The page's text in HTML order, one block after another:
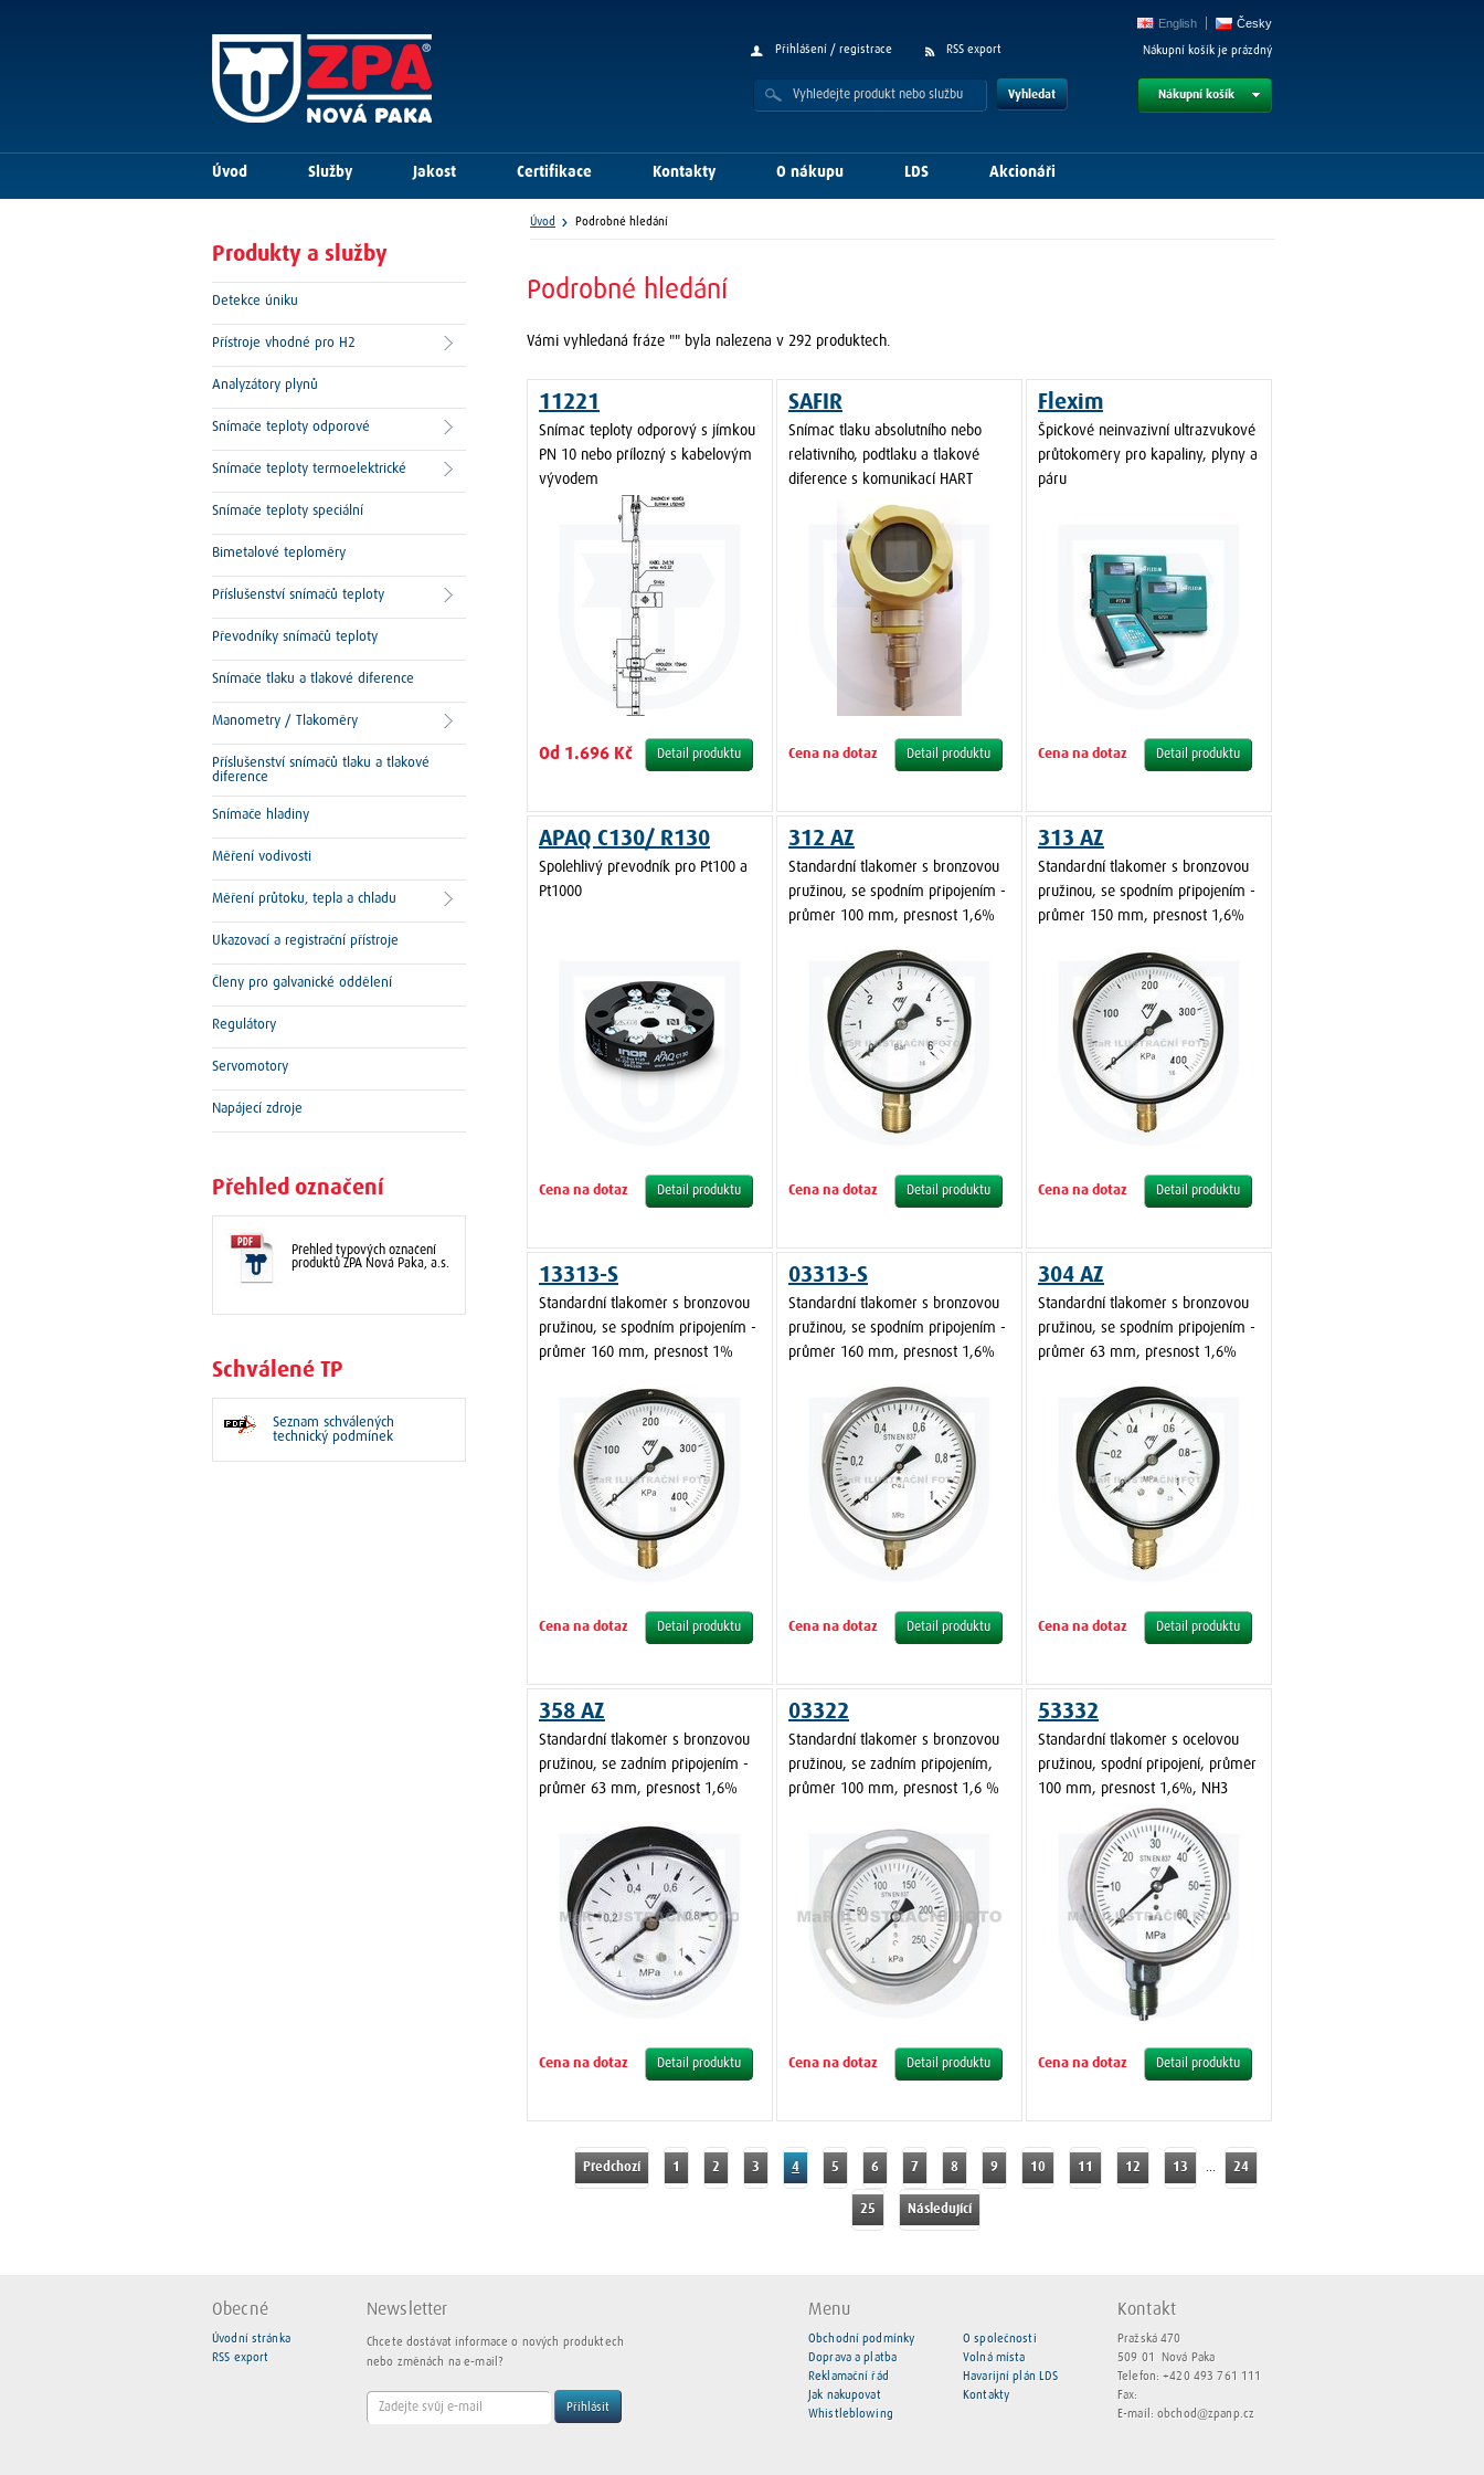
Podrobné hledání
Vámi vyhledaná fráze "" byla nalezena v 292 produktech.
11221
Snímač teploty odporový s jímkou
PN 10 nebo přílozný s kabelovým
vývodem
Od 1.696 Kč Detail produktu
SAFIR
Snímač tlaku absolutního nebo
relativního, podtlaku a tlakové
diference s komunikací HART
Cena na dotaz Detail produktu
Flexim
Špičkové neinvazivní ultrazvukové
průtokoměry pro kapaliny, plyny a
páru
Cena na dotaz Detail produktu
APAQ C130/ R130
Spolehlivý převodník pro Pt100 a
Pt1000
Cena na dotaz Detail produktu
312 AZ
Standardní tlakoměr s bronzovou
pružinou, se spodním připojením -
průměr 100 mm, přesnost 1,6%
Cena na dotaz Detail produktu
313 AZ
Standardní tlakoměr s bronzovou
pružinou, se spodním připojením -
průměr 150 mm, přesnost 1,6%
Cena na dotaz Detail produktu
13313-S
Standardní tlakoměr s bronzovou
pružinou, se spodním připojením -
průměr 160 mm, přesnost 1%
Cena na dotaz Detail produktu
03313-S
Standardní tlakoměr s bronzovou
pružinou, se spodním připojením -
průměr 160 mm, přesnost 1,6%
Cena na dotaz Detail produktu
304 AZ
Standardní tlakoměr s bronzovou
pružinou, se spodním připojením -
průměr 63 mm, přesnost 1,6%
Cena na dotaz Detail produktu
358 AZ
Standardní tlakoměr s bronzovou
pružinou, se zadním připojením -
průměr 63 mm, přesnost 1,6%
Cena na dotaz Detail produktu
03322
Standardní tlakoměr s bronzovou
pružinou, se zadním připojením,
průměr 100 mm, přesnost 1,6 %
Cena na dotaz Detail produktu
53332
Standardní tlakoměr s ocelovou
pružinou, spodní připojení, průměr
100 mm, přesnost 1,6%, NH3
Cena na dotaz Detail produktu
Předchozí 1 2 3 4 5 6 7 8 9 10 11 12 13 … 24
25 Následující
Produkty a služby
Detekce úniku
Přístroje vhodné pro H2
Analyzátory plynů
Snímače teploty odporové
Snímače teploty termoelektrické
Snímače teploty speciální
Bimetalové teploměry
Příslušenství snímačů teploty
Převodníky snímačů teploty
Snímače tlaku a tlakové diference
Manometry / Tlakoměry
Příslušenství snímačů tlaku a tlakové
diference
Snímače hladiny
Měření vodivosti
Měření průtoku, tepla a chladu
Ukazovací a registrační přístroje
Členy pro galvanické oddělení
Regulátory
Servomotory
Napájecí zdroje
Přehled označení
Přehled typových označení
produktů ZPA Nová Paka, a.s.
Schválené TP
Seznam schválených
technický podmínek
Přihlášení / registrace RSS export
Vyhledat
Nákupní košík je prázdný
Nákupní košík
Česky
English
Úvod Služby Jakost Certifikace Kontakty O nákupu LDS Akcionáři
Úvod Podrobné hledání
Obecné
Úvodní stránka
RSS export
Newsletter
Chcete dostávat informace o nových produktech
nebo změnách na e-mail?
Přihlásit
Menu
Obchodní podmínky
Doprava a platba
O společnosti
Volná místa
Reklamační řád
Jak nakupovat
Havarijní plán LDS
Kontakty
Whistleblowing
Kontakt
Pražská 470
509 01 Nová Paka
Telefon: +420 493 761 111
Fax:
E-mail: obchod@zpanp.cz